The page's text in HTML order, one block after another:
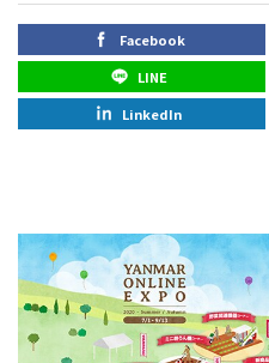
Facebook
LINE
LinkedIn